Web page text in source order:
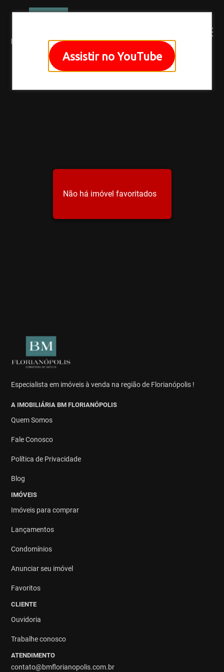
Assistir no YouTube
Não há imóvel favoritados
Especialista em imóveis à venda na região de Florianópolis !
A IMOBILIÁRIA BM FLORIANÓPOLIS
Quem Somos
Fale Conosco
Política de Privacidade
Blog
IMÓVEIS
Imóveis para comprar
Lançamentos
Condomínios
Anunciar seu imóvel
Favoritos
CLIENTE
Ouvidoria
Trabalhe conosco
ATENDIMENTO
contato@bmflorianopolis.com.br